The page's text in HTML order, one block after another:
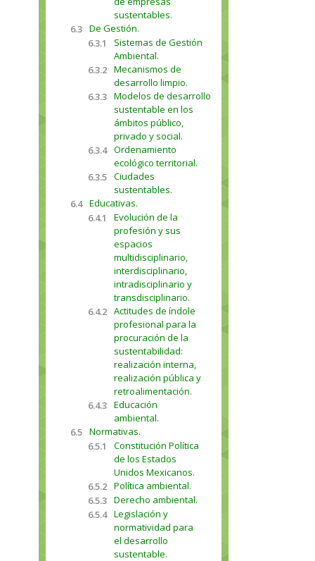
sustentables.
6.3 De Gestión.
6.3.1
Sistemas de Gestión
Ambiental.
6.3.2 Mecanismos de
desarrollo limpio.
6.3.3 Modelos de desarrollo
sustentable en los
ámbitos público,
privado y social.
6.3.4 Ordenamiento
ecológico territorial.
6.3.5 Ciudades
sustentables.
6.4 Educativas.
6.4.1
Evolución de la
profesión y sus
espacios
multidisciplinario,
interdisciplinario,
intradisciplinario y
transdisciplinario.
6.4.2 Actitudes de índole
profesional para la
procuración de la
sustentabilidad:
realización interna,
realización pública y
retroalimentación.
6.4.3 Educación
ambiental.
6.5 Normativas.
6.5.1
Constitución Política
de los Estados
Unidos Mexicanos.
6.5.2 Política ambiental.
6.5.3 Derecho ambiental.
6.5.4 Legislación y
normatividad para
el desarrollo
sustentable.